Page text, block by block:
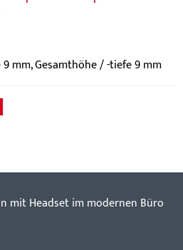
mm, Gesamthöhe / -tiefe 9 mm